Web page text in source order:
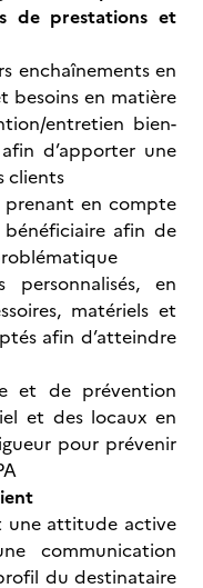
de prestations et
enchaînements en
besoins en matière
entretien bien-
d’apporter une
clients
prenant en compte
afin de
en
matériels et
afin d’atteindre
et de prévention
et des locaux en
pour prévenir
une attitude active
communication
du destinataire